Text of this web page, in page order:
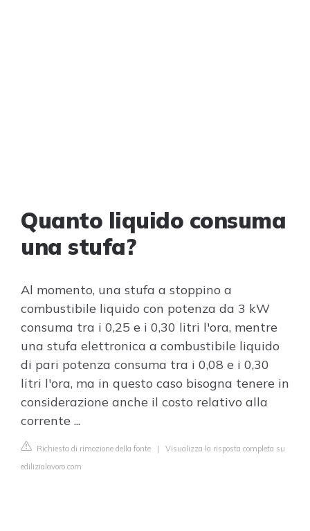
Quanto liquido consuma
una stufa?
Al momento, una stufa a stoppino a
combustibile liquido con potenza da 3 kW
consuma tra i 0,25 e i 0,30 litri l'ora, mentre
una stufa elettronica a combustibile liquido
di pari potenza consuma tra i 0,08 e i 0,30
litri l'ora, ma in questo caso bisogna tenere in
considerazione anche il costo relativo alla
corrente ...
Richiesta di rimozione della fonte | Visualizza la risposta completa su
edilizialavoro.com